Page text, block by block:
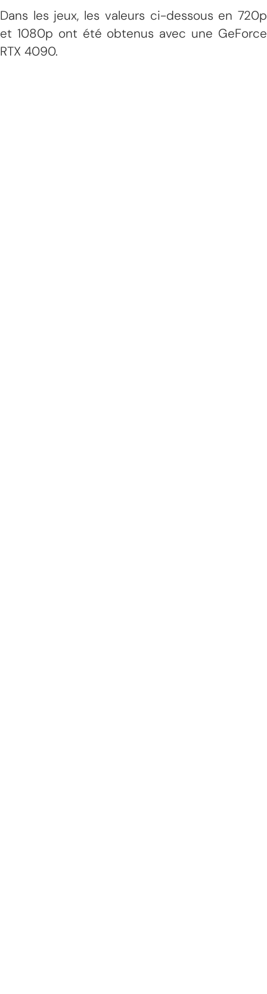
Dans les jeux, les valeurs ci-dessous en 720p
et 1080p ont été obtenus avec une GeForce
RTX 4090.